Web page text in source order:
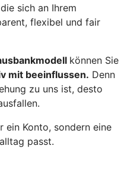
die sich an Ihrem
flexibel und fair
können Sie
mit beeinflussen. Denn
zu uns ist, desto
ein Konto, sondern eine
passt.